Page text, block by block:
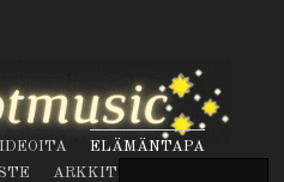
ELÄMÄNTAPA
ARKKITEHTUURI